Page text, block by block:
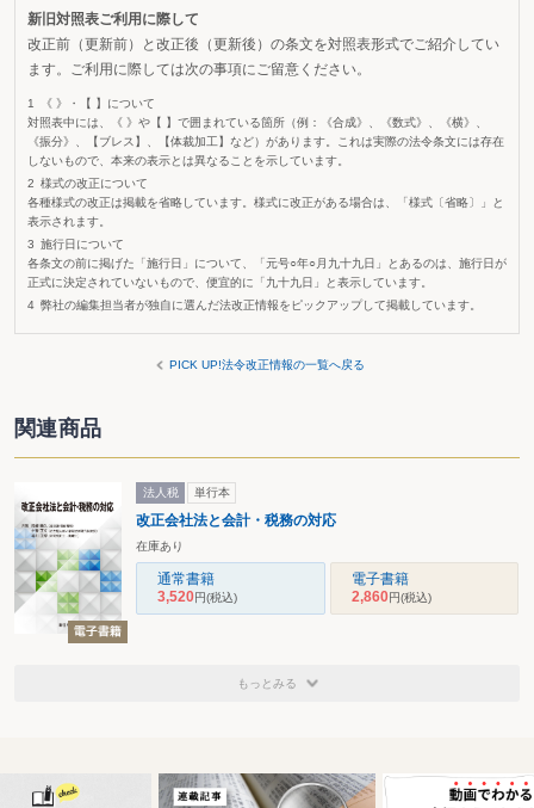
新旧対照表ご利用に際して
改正前（更新前）と改正後（更新後）の条文を対照表形式でご紹介してい
ます。ご利用に際しては次の事項にご留意ください。
《 》・【 】について
対照表中には、《 》や【 】で囲まれている箇所（例：《合成》、《数式》、《横》、
《振分》、【ブレス】、【体裁加工】など）があります。これは実際の法令条文には存在
しないもので、本来の表示とは異なることを示しています。
様式の改正について
各種様式の改正は掲載を省略しています。様式に改正がある場合は、「様式〔省略〕」と
表示されます。
施行日について
各条文の前に掲げた「施行日」について、「元号○年○月九十九日」とあるのは、施行日が
正式に決定されていないもので、便宜的に「九十九日」と表示しています。
弊社の編集担当者が独自に選んだ法改正情報をピックアップして掲載しています。
PICK UP!法令改正情報の一覧へ戻る
関連商品
法人税 単行本
改正会社法と会計・税務の対応
在庫あり
通常書籍
3,520円(税込)
電子書籍
2,860円(税込)
もっとみる